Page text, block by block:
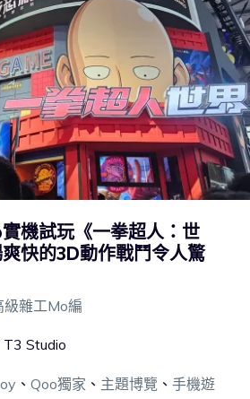
機試玩《一拳超人：世
快的3D動作戰鬥令人驚
級雜工Mo編
T3 Studio
、 Qoo獨家 、 主題博覽 、 手機遊